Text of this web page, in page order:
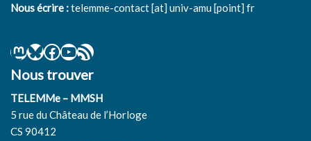
Nous écrire :telemme-contact [at] univ-amu [point] fr
Nous trouver
TELEMMe – MMSH
5 rue du Château de l’Horloge
CS 90412